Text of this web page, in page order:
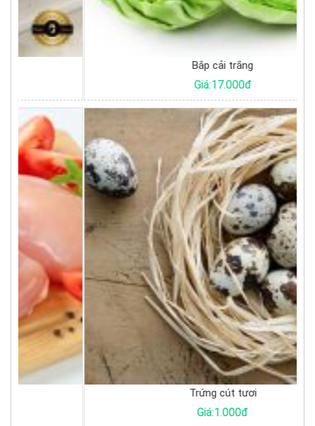
Trứng cút tươi